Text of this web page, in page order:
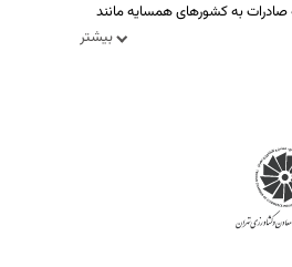
بیشتر
به کشورهای همسایه مانند